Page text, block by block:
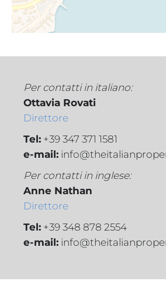
Per contatti in italiano:
Ottavia Rovati
Direttore
Tel: +39 347 371 1581
e-mail:
Per contatti in inglese:
Anne Nathan
Direttore
Tel: +39 348 878 2554
e-mail: